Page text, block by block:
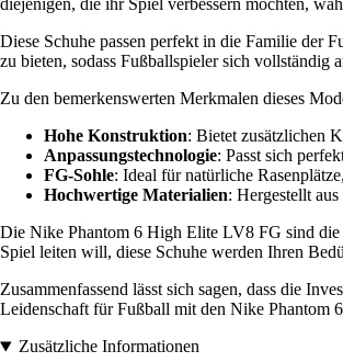
diejenigen, die ihr Spiel verbessern möchten,
Diese Schuhe passen perfekt in die Familie der
zu bieten, sodass Fußballspieler sich vollständig
Zu den bemerkenswerten Merkmalen dieses
Hohe Konstruktion: Bietet zusätzlichen
Anpassungstechnologie: Passt sich
FG-Sohle: Ideal für natürliche
Hochwertige Materialien: Hergestellt
Die Nike Phantom 6 High Elite LV8 FG sind die
Spiel leiten will, diese Schuhe werden Ihren
Zusammenfassend lässt sich sagen, dass die
Leidenschaft für Fußball mit den Nike Phantom
Zusätzliche Informationen